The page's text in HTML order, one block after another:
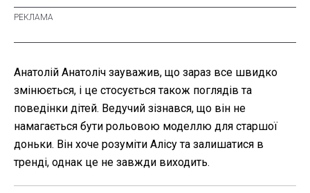
Анатолій Анатоліч зауважив, що зараз все швидко
змінюється, і це стосується також поглядів та
поведінки дітей. Ведучий зізнався, що він не
намагається бути рольовою моделлю для старшої
доньки. Він хоче розуміти Алісу та залишатися в
тренді, однак це не завжди виходить.